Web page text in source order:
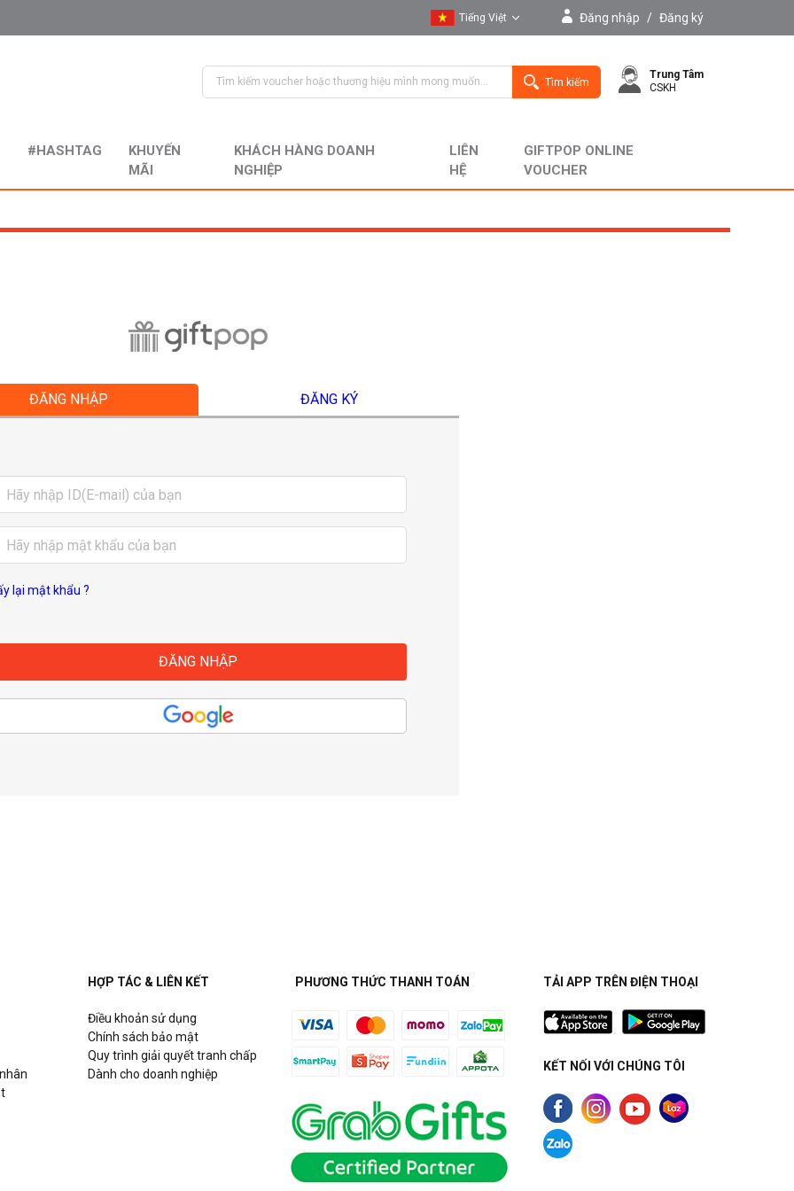
Tiếng Việt
English
Đăng nhập / Đăng ký
Tìm kiếm
Trung Tâm
CSKH
#HASHTAG
KHUYẾN
MÃI
KHÁCH HÀNG DOANH
NGHIỆP
LIÊN
HỆ
GIFTPOP ONLINE
VOUCHER
ĐĂNG NHẬP ĐĂNG KÝ
lại mật khẩu ?
HỢP TÁC & LIÊN KẾT
Điều khoản sử dụng
Chính sách bảo mật
Quy trình giải quyết tranh chấp
Dành cho doanh nghiệp
PHƯƠNG THỨC THANH TOÁN TẢI APP TRÊN ĐIỆN THOẠI
KẾT NỐI VỚI CHÚNG TÔI